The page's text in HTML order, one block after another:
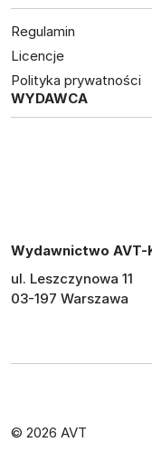
Regulamin
Licencje
Polityka prywatności
WYDAWCA
Wydawnictwo AVT-
ul. Leszczynowa 11
03-197 Warszawa
© 2026 AVT